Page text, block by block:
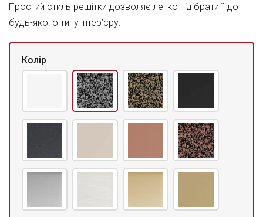
Простий стиль решітки дозволяє легко підібрати її до
будь-якого типу інтер’єру.
Колір